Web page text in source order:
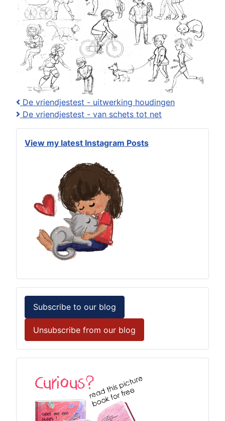
View my latest Instagram Posts
Subscribe to our blog
Unsubscribe from our blog
De vriendjestest - uitwerking houdingen
De vriendjestest - van schets tot net